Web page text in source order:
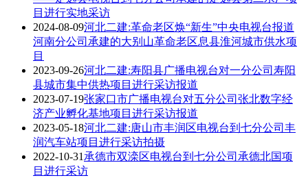
目进行实地采访
2024-08-09河北二建:革命老区焕“新生”中央电视台报道
河南分公司承建的大别山革命老区息县淮河城市供水项
目
2023-09-26河北二建:寿阳县广播电视台对一分公司寿阳
县城市集中供热项目进行采访报道
2023-07-19张家口市广播电视台对五分公司张北数字经
济产业孵化基地项目进行采访报道
2023-05-18河北二建:唐山市丰润区电视台到七分公司丰
润汽车站项目进行采访拍摄
2022-10-31 承德市双滦区电视台到七分公司承德北国项
目进行采访